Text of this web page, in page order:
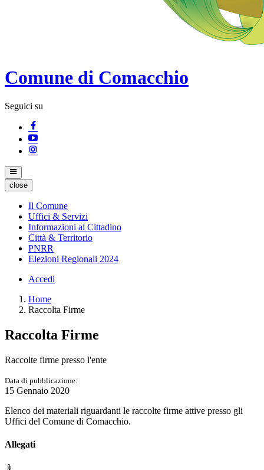
Comune di Comacchio
Seguici su
close
Il Comune
Uffici & Servizi
Informazioni al Cittadino
Città & Territorio
PNRR
Elezioni Regionali 2024
Accedi
Home
Raccolta Firme
Raccolta Firme
Raccolte firme presso l'ente
Data di pubblicazione:
15 Gennaio 2020
Elenco dei materiali riguardanti le raccolte firme attive presso gli
Uffici del Comune di Comacchio.
Allegati